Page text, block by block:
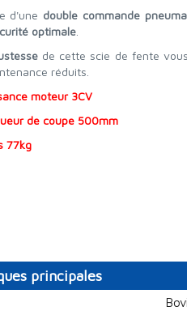
d'une double commande
optimale.
de cette scie de fente
réduits.
moteur 3CV
de coupe 500mm
77kg
principales